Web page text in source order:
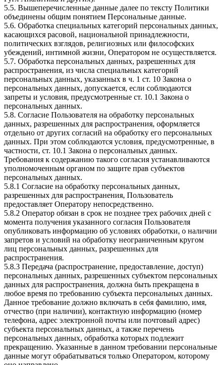
5.5. Вышеперечисленные данные далее по тексту Политики
объединены общим понятием Персональные данные.
5.6. Обработка специальных категорий персональных данных,
касающихся расовой, национальной принадлежности,
политических взглядов, религиозных или философских
убеждений, интимной жизни, Оператором не осуществляется.
5.7. Обработка персональных данных, разрешенных для
распространения, из числа специальных категорий
персональных данных, указанных в ч. 1 ст. 10 Закона о
персональных данных, допускается, если соблюдаются
запреты и условия, предусмотренные ст. 10.1 Закона о
персональных данных.
5.8. Согласие Пользователя на обработку персональных
данных, разрешенных для распространения, оформляется
отдельно от других согласий на обработку его персональных
данных. При этом соблюдаются условия, предусмотренные, в
частности, ст. 10.1 Закона о персональных данных.
Требования к содержанию такого согласия устанавливаются
уполномоченным органом по защите прав субъектов
персональных данных.
5.8.1 Согласие на обработку персональных данных,
разрешенных для распространения, Пользователь
предоставляет Оператору непосредственно.
5.8.2 Оператор обязан в срок не позднее трех рабочих дней с
момента получения указанного согласия Пользователя
опубликовать информацию об условиях обработки, о наличии
запретов и условий на обработку неограниченным кругом
лиц персональных данных, разрешенных для
распространения.
5.8.3 Передача (распространение, предоставление, доступ)
персональных данных, разрешенных субъектом персональных
данных для распространения, должна быть прекращена в
любое время по требованию субъекта персональных данных.
Данное требование должно включать в себя фамилию, имя,
отчество (при наличии), контактную информацию (номер
телефона, адрес электронной почты или почтовый адрес)
субъекта персональных данных, а также перечень
персональных данных, обработка которых подлежит
прекращению. Указанные в данном требовании персональные
данные могут обрабатываться только Оператором, которому